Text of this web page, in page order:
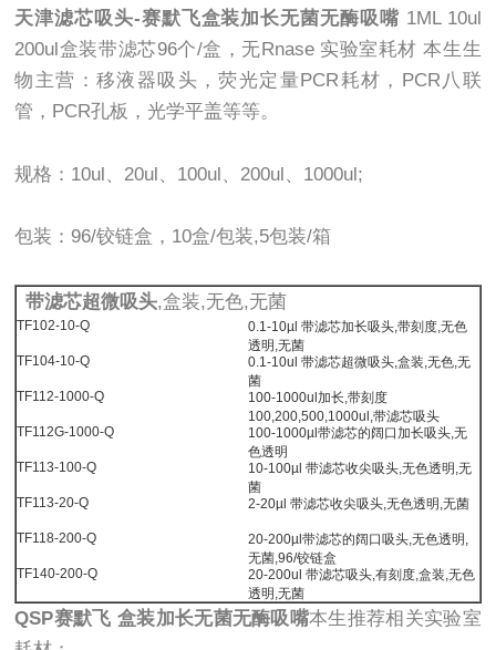
天津滤芯吸头-赛默飞盒装加长无菌无酶吸嘴1ML 10ul
200ul盒装带滤芯96个/盒，无Rnase 实验室耗材 本生生
物主营：移液器吸头，荧光定量PCR耗材，PCR八联
管，PCR孔板，光学平盖等等。
规格：10ul、20ul、100ul、200ul、1000ul;
包装：96/铰链盒，10盒/包装,5包装/箱
带滤芯超微吸头,盒装,无色,无菌
TF102-10-Q
0.1-10µl 带滤芯加长吸头,带刻度,无色
透明,无菌
TF104-10-Q
0.1-10ul 带滤芯超微吸头,盒装,无色,无
菌
TF112-1000-Q
100-1000ul加长,带刻度
100,200,500,1000ul,带滤芯吸头
TF112G-1000-Q
100-1000µl带滤芯的阔口加长吸头,无
色透明
TF113-100-Q
10-100µl 带滤芯收尖吸头,无色透明,无
菌
TF113-20-Q
2-20µl 带滤芯收尖吸头,无色透明,无菌
TF118-200-Q
20-200µl带滤芯的阔口吸头,无色透明,
无菌,96/铰链盒
TF140-200-Q
20-200ul 带滤芯吸头,有刻度,盒装,无色
透明,无菌
QSP赛默飞 盒装加长无菌无酶吸嘴本生推荐相关实验室